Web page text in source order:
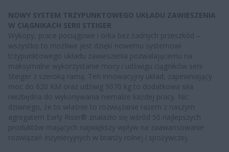
NOWY SYSTEM TRZYPUNKTOWEGO UKŁADU ZAWIESZENIA
W CIĄGNIKACH SERII STEIGER
Wykopy, prace pociągowe i orka bez żadnych przeszkód –
wszystko to możliwe jest dzięki nowemu systemowi
trzypunktowego układu zawieszenia pozwalającemu na
maksymalne wykorzystanie mocy i udźwigu ciągników serii
Steiger z szeroką ramą. Ten innowacyjny układ, zapewniający
moc do 620 KM oraz udźwig 9070 kg to dodatkowa siła
niezbędna do wykonywania niemalże każdej pracy. Nic
dziwnego, że to właśnie to rozwiązanie razem z naszym
agregatem Early Riser® znalazło się wśród 50 najlepszych
produktów mających największy wpływ na zaawansowanie
rozwiązań inżynieryjnych w branży rolnej i spożywczej.